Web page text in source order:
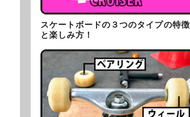
スケートボードの３つのタイプの特徴
と楽しみ方！